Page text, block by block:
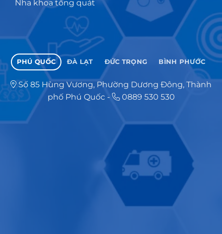
Nha khoa tổng quát
PHÚ QUỐC ĐÀ LẠT ĐỨC TRỌNG BÌNH PHƯỚC
Số 85 Hùng Vương, Phường Dương Đông, Thành
phố Phú Quốc- 0889 530 530